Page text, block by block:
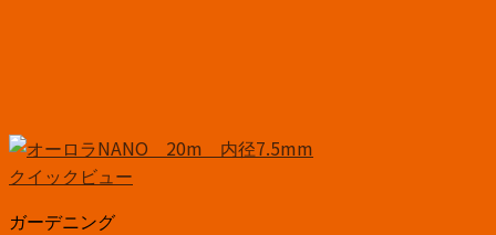
クイックビュー
ガーデニング